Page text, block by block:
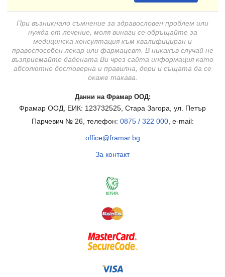
При възникнало съмнение за здравословен проблем или
нужда от лечение, моля винаги се обръщайте за
медицинска консултация към квалифициран и
правоспособен лекар или фармацевт. В никакъв случай не
възприемайте дадената Ви чрез сайта информация като
абсолютно достоверна и правилна, дори и същата да се
окаже такава.
Данни на Фрамар ООД:
Фрамар ООД, ЕИК: 123732525, Стара Загора, ул. Петър
Парчевич № 26, телефон: 0875 / 322 000, e-mail:
office@framar.bg
За контакт